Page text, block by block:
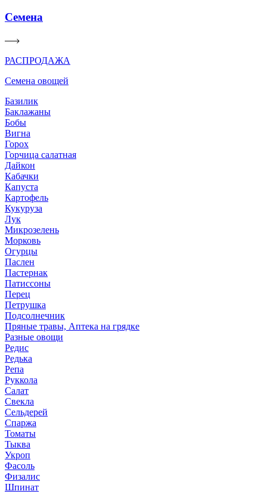
Семена
РАСПРОДАЖА
Семена овощей
Базилик
Баклажаны
Бобы
Вигна
Горох
Горчица салатная
Дайкон
Кабачки
Капуста
Картофель
Кукуруза
Лук
Микрозелень
Морковь
Огурцы
Паслен
Пастернак
Патиссоны
Перец
Петрушка
Подсолнечник
Пряные травы, Аптека на грядке
Разные овощи
Редис
Редька
Репа
Руккола
Салат
Свекла
Сельдерей
Спаржа
Томаты
Тыква
Укроп
Фасоль
Физалис
Шпинат